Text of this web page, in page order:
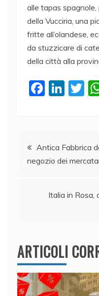
alle tapas spagnole,
della Vucciria, una
fritte all’olandese,
da stuzzicare di
della città alla
F
b
o
k
Li
dI
n
T
Navigazione
articoli
Antica Fabbrica
negozio dei
Italia in Rosa,
ARTICOLI